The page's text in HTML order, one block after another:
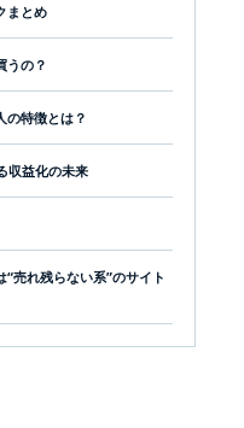
まとめ
うの？
の特徴とは？
収益化の未来
売れ残らない系”のサイト